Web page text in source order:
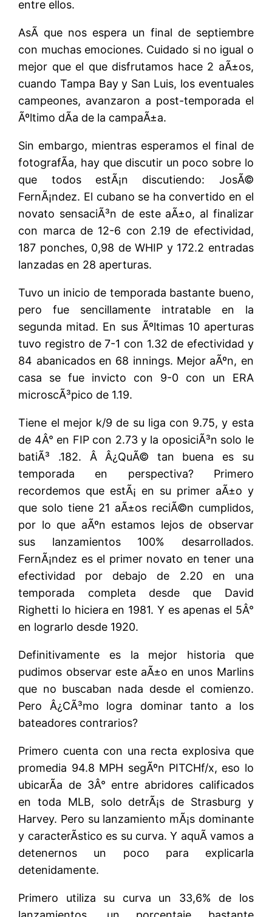
entre ellos.
AsÃ­ que nos espera un final de septiembre
con muchas emociones. Cuidado si no igual o
mejor que el que disfrutamos hace 2 aÃ±os,
cuando Tampa Bay y San Luis, los eventuales
campeones, avanzaron a post-temporada el
Ãºltimo dÃ­a de la campaÃ±a.
Sin embargo, mientras esperamos el final de
fotografÃ­a, hay que discutir un poco sobre lo
que todos estÃ¡n discutiendo: JosÃ©
FernÃ¡ndez. El cubano se ha convertido en el
novato sensaciÃ³n de este aÃ±o, al finalizar
con marca de 12-6 con 2.19 de efectividad,
187 ponches, 0,98 de WHIP y 172.2 entradas
lanzadas en 28 aperturas.
Tuvo un inicio de temporada bastante bueno,
pero fue sencillamente intratable en la
segunda mitad. En sus Ãºltimas 10 aperturas
tuvo registro de 7-1 con 1.32 de efectividad y
84 abanicados en 68 innings. Mejor aÃºn, en
casa se fue invicto con 9-0 con un ERA
microscÃ³pico de 1.19.
Tiene el mejor k/9 de su liga con 9.75, y esta
de 4Â° en FIP con 2.73 y la oposiciÃ³n solo le
batiÃ³ .182. Â Â¿QuÃ© tan buena es su
temporada en perspectiva? Primero
recordemos que estÃ¡ en su primer aÃ±o y
que solo tiene 21 aÃ±os reciÃ©n cumplidos,
por lo que aÃºn estamos lejos de observar
sus lanzamientos 100% desarrollados.
FernÃ¡ndez es el primer novato en tener una
efectividad por debajo de 2.20 en una
temporada completa desde que David
Righetti lo hiciera en 1981. Y es apenas el 5Â°
en lograrlo desde 1920.
Definitivamente es la mejor historia que
pudimos observar este aÃ±o en unos Marlins
que no buscaban nada desde el comienzo.
Pero Â¿CÃ³mo logra dominar tanto a los
bateadores contrarios?
Primero cuenta con una recta explosiva que
promedia 94.8 MPH segÃºn PITCHf/x, eso lo
ubicarÃ­a de 3Â° entre abridores calificados
en toda MLB, solo detrÃ¡s de Strasburg y
Harvey. Pero su lanzamiento mÃ¡s dominante
y caracterÃ­stico es su curva. Y aquÃ­ vamos a
detenernos un poco para explicarla
detenidamente.
Primero utiliza su curva un 33,6% de los